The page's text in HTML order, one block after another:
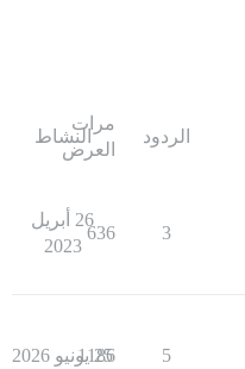
الردود
مرات
العرض
النشاط
3
636
26 أبريل
2023
5
1186
25 يونيو 2026